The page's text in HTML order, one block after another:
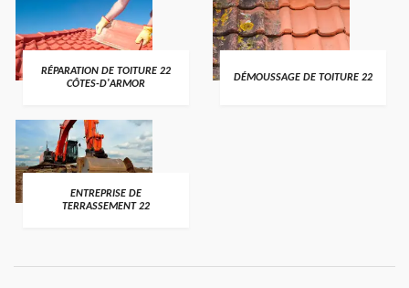
RÉPARATION DE TOITURE 22
CÔTES-D'ARMOR
DÉMOUSSAGE DE TOITURE 22
ENTREPRISE DE
TERRASSEMENT 22